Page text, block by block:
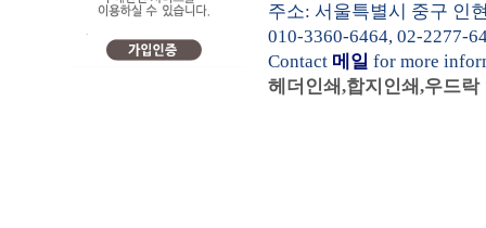
주소: 서울특별시 중구 인
010-3360-6464, 02-2277-
Contact 메일 for more
헤더인쇄,합지인쇄,우드락